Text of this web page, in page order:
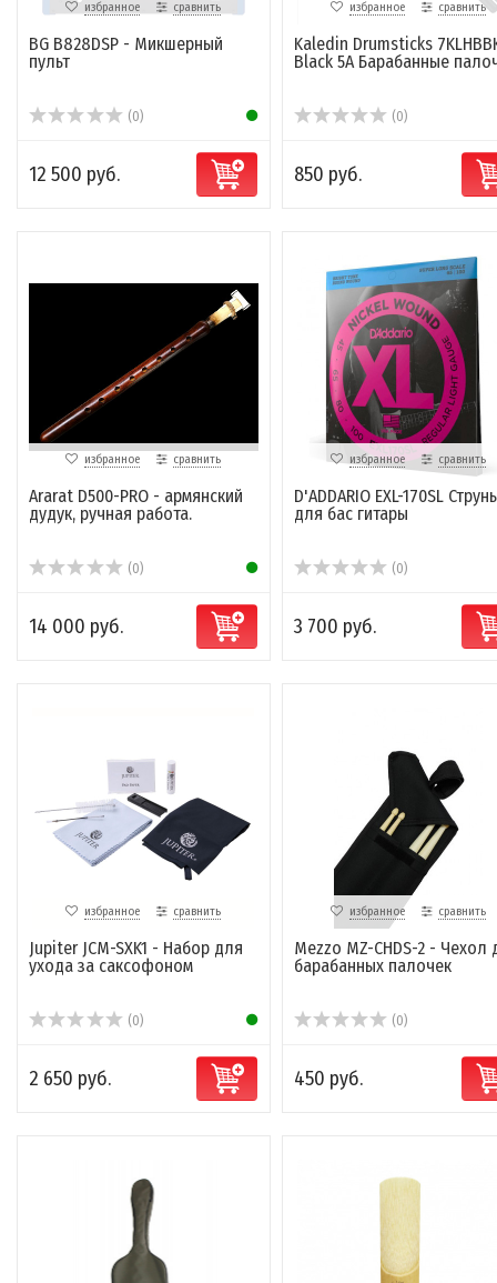
избранное сравнить
BG B828DSP - Микшерный
пульт
(0)
12 500 руб.
избранное сравнить
Kaledin Drumsticks
Black 5A Барабанные
(0)
850 руб.
избранное сравнить
Ararat D500-PRO - армянский
дудук, ручная работа.
(0)
14 000 руб.
избранное сравнить
D'ADDARIO EXL-170SL
для бас гитары
(0)
3 700 руб.
избранное сравнить
Jupiter JCM-SXK1 - Набор для
ухода за саксофоном
(0)
2 650 руб.
избранное сравнить
Mezzo MZ-CHDS-2 - Чехол
барабанных палочек
(0)
450 руб.